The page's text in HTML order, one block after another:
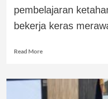
pembelajaran
bekerja keras
Read More